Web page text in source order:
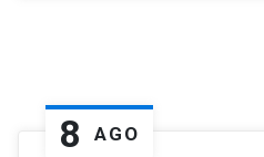
8 AGO